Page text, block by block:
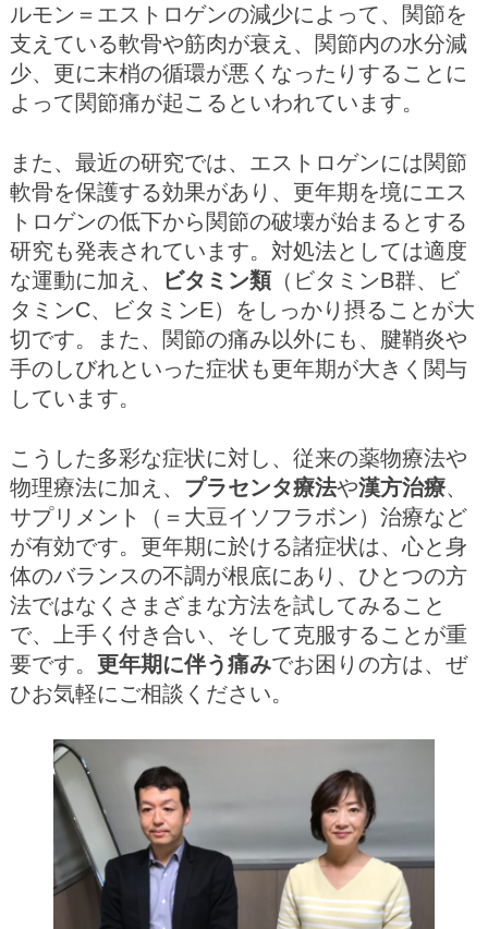
ルモン＝エストロゲンの減少によって、関節を
支えている軟骨や筋肉が衰え、関節内の水分減
少、更に末梢の循環が悪くなったりすることに
よって関節痛が起こるといわれています。
また、最近の研究では、エストロゲンには関節
軟骨を保護する効果があり、更年期を境にエス
トロゲンの低下から関節の破壊が始まるとする
研究も発表されています。対処法としては適度
な運動に加え、
ビタミン類（ビタミンB群、ビ
タミンC、ビタミンE）をしっかり摂ることが大
切です。また、関節の痛み以外にも、腱鞘炎や
手のしびれといった症状も更年期が大きく関与
しています。
こうした多彩な症状に対し、従来の薬物療法や
物理療法に加え、 プラセンタ療法や漢方治療、
サプリメント（＝大豆イソフラボン）治療など
が有効です。更年期に於ける諸症状は、心と身
体のバランスの不調が根底にあり、ひとつの方
法ではなくさまざまな方法を試してみること
で、上手く付き合い、そして克服することが重
要です。 更年期に伴う痛みでお困りの方は、ぜ
ひお気軽にご相談ください。